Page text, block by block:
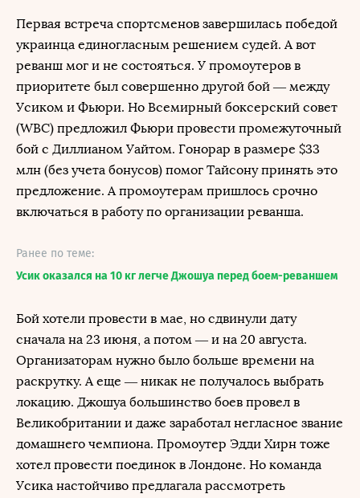
Первая встреча спортсменов завершилась победой
украинца единогласным решением судей. А вот
реванш мог и не состояться. У промоутеров в
приоритете был совершенно другой бой — между
Усиком и Фьюри. Но Всемирный боксерский совет
(WBC) предложил Фьюри провести промежуточный
бой с Диллианом Уайтом. Гонорар в размере $33
млн (без учета бонусов) помог Тайсону принять это
предложение. А промоутерам пришлось срочно
включаться в работу по организации реванша.
Ранее по теме:
Усик оказался на 10 кг легче Джошуа перед боем-реваншем
Бой хотели провести в мае, но сдвинули дату
сначала на 23 июня, а потом — и на 20 августа.
Организаторам нужно было больше времени на
раскрутку. А еще — никак не получалось выбрать
локацию. Джошуа большинство боев провел в
Великобритании и даже заработал негласное звание
домашнего чемпиона. Промоутер Эдди Хирн тоже
хотел провести поединок в Лондоне. Но команда
Усика настойчиво предлагала рассмотреть